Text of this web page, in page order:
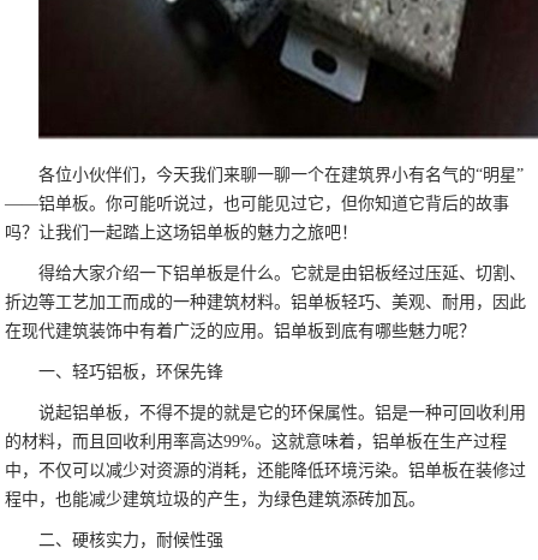
各位小伙伴们，今天我们来聊一聊一个在建筑界小有名气的“明星”
——铝单板。你可能听说过，也可能见过它，但你知道它背后的故事
吗？让我们一起踏上这场铝单板的魅力之旅吧！
得给大家介绍一下铝单板是什么。它就是由铝板经过压延、切割、
折边等工艺加工而成的一种建筑材料。铝单板轻巧、美观、耐用，因此
在现代建筑装饰中有着广泛的应用。铝单板到底有哪些魅力呢？
一、轻巧铝板，环保先锋
说起铝单板，不得不提的就是它的环保属性。铝是一种可回收利用
的材料，而且回收利用率高达99%。这就意味着，铝单板在生产过程
中，不仅可以减少对资源的消耗，还能降低环境污染。铝单板在装修过
程中，也能减少建筑垃圾的产生，为绿色建筑添砖加瓦。
二、硬核实力，耐候性强